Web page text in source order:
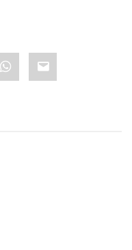
WhatsApp
Email